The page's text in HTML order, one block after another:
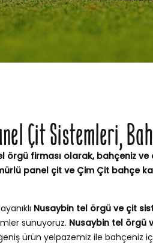
Çit Sistemleri,
örgü firması olarak, bahçeniz ve
panel çit ve Çim Çit bahçe
Nusaybin tel örgü ve çit
sunuyoruz. Nusaybin tel örgü
ürün yelpazemiz ile bahçeniz